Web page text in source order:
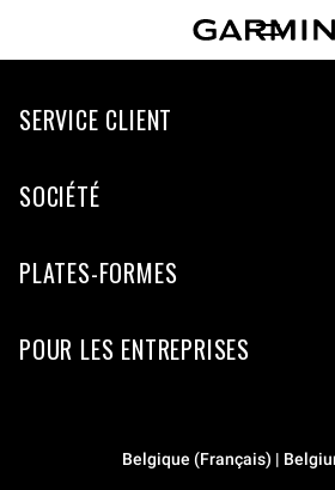
SERVICE CLIENT
SOCIÉTÉ
PLATES-FORMES
POUR LES ENTREPRISES
Belgique (Français) |